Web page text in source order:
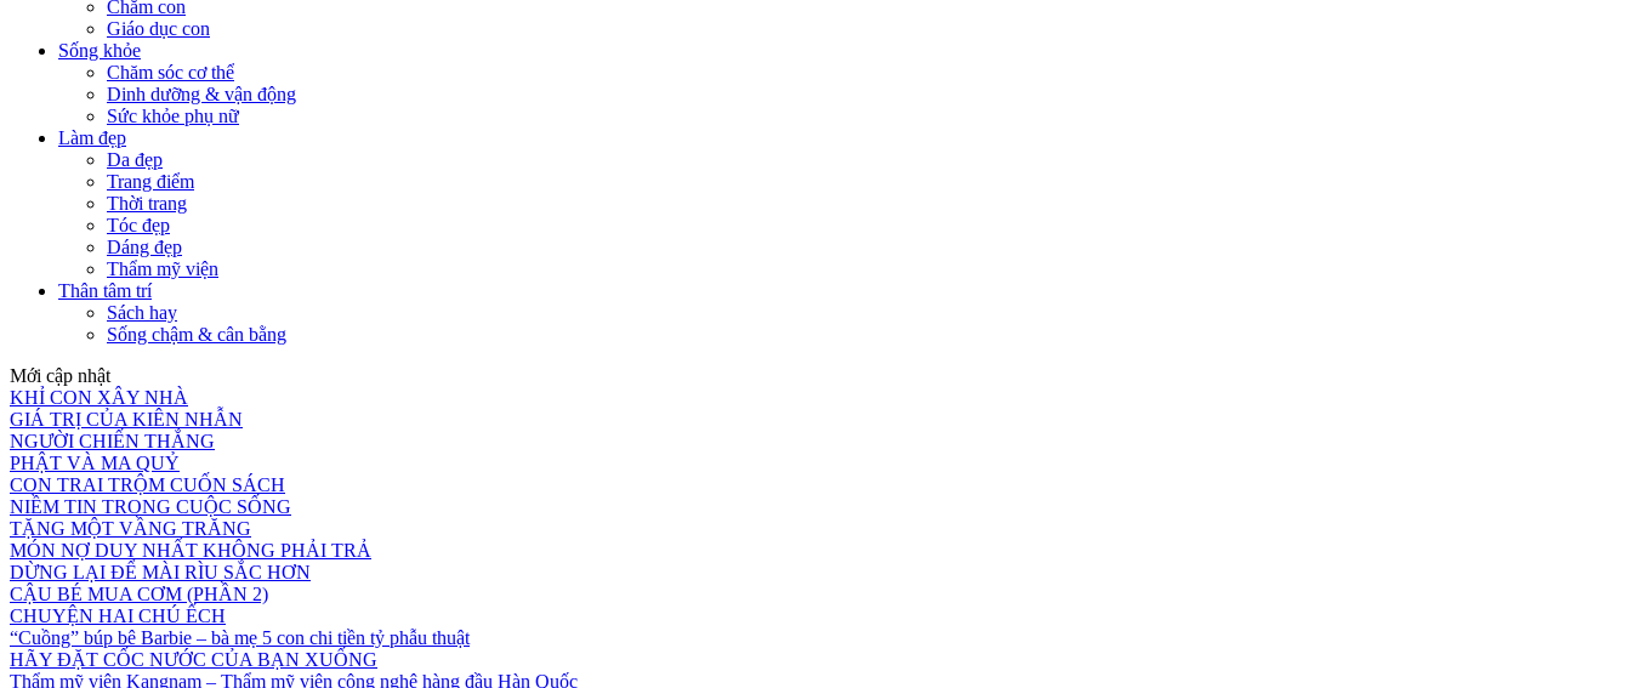
Chăm con
Giáo dục con
Sống khỏe
Chăm sóc cơ thể
Dinh dưỡng & vận động
Sức khỏe phụ nữ
Làm đẹp
Da đẹp
Trang điểm
Thời trang
Tóc đẹp
Dáng đẹp
Thẩm mỹ viện
Thân tâm trí
Sách hay
Sống chậm & cân bằng
Mới cập nhật
KHỈ CON XÂY NHÀ
GIÁ TRỊ CỦA KIÊN NHẪN
NGƯỜI CHIẾN THẮNG
PHẬT VÀ MA QUỶ
CON TRAI TRỘM CUỐN SÁCH
NIỀM TIN TRONG CUỘC SỐNG
TẶNG MỘT VẦNG TRĂNG
MÓN NỢ DUY NHẤT KHÔNG PHẢI TRẢ
DỪNG LẠI ĐỂ MÀI RÌU SẮC HƠN
CẬU BÉ MUA CƠM (PHẦN 2)
CHUYỆN HAI CHÚ ẾCH
“Cuồng” búp bê Barbie – bà mẹ 5 con chi tiền tỷ phẫu thuật
HÃY ĐẶT CỐC NƯỚC CỦA BẠN XUỐNG
Thẩm mỹ viện Kangnam – Thẩm mỹ viện công nghệ hàng đầu Hàn Quốc